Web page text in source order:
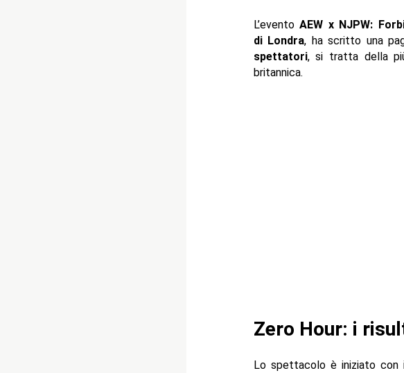
L’eventoAEW x NJPW:
di Londra, ha scritto una
spettatori, si tratta della
britannica.
Zero Hour: i
Lo spettacolo è iniziato con